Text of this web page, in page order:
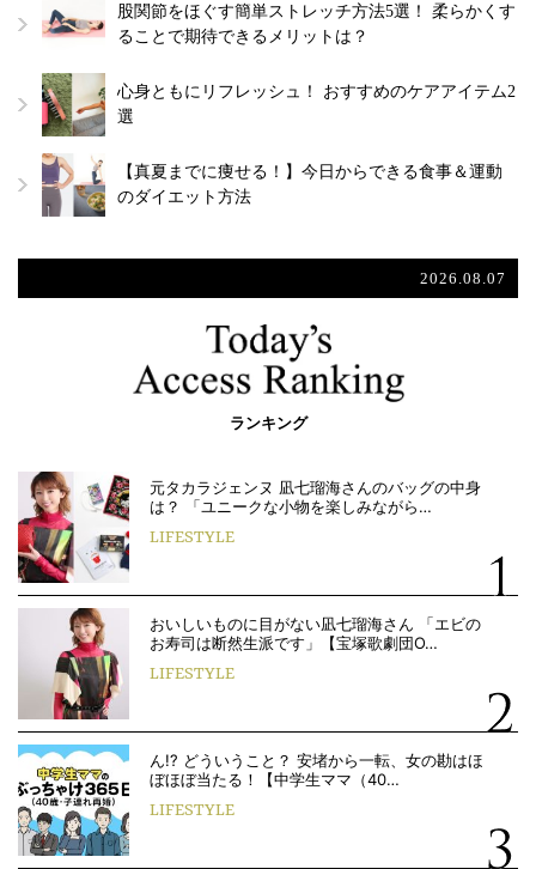
股関節をほぐす簡単ストレッチ方法5選！ 柔らかくす
ることで期待できるメリットは？
心身ともにリフレッシュ！ おすすめのケアアイテム2
選
【真夏までに痩せる！】今日からできる食事＆運動
のダイエット方法
2026.08.07
ランキング
元タカラジェンヌ 凪七瑠海さんのバッグの中身
は？ 「ユニークな小物を楽しみながら…
LIFESTYLE
おいしいものに目がない凪七瑠海さん 「エビの
お寿司は断然生派です」【宝塚歌劇団O…
LIFESTYLE
ん!? どういうこと？ 安堵から一転、女の勘はほ
ぼほぼ当たる！【中学生ママ（40…
LIFESTYLE